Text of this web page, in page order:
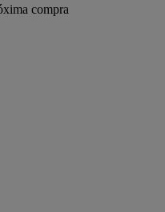
compra